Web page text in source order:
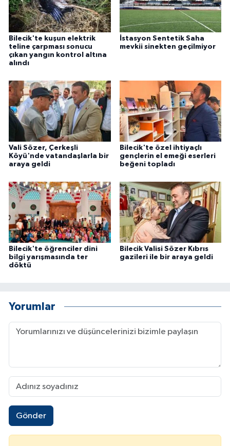
Bilecik'te kuşun elektrik
teline çarpması sonucu
çıkan yangın kontrol altına
alındı
İstasyon Sentetik Saha
mevkii sinekten geçilmiyor
Vali Sözer, Çerkeşli
Köyü'nde vatandaşlarla bir
araya geldi
Bilecik'te özel ihtiyaçlı
gençlerin el emeği eserleri
beğeni topladı
Bilecik'te öğrenciler dini
bilgi yarışmasında ter
döktü
Bilecik Valisi Sözer Kıbrıs
gazileri ile bir araya geldi
Yorumlar
Gönder
YAŞAM
YEREL